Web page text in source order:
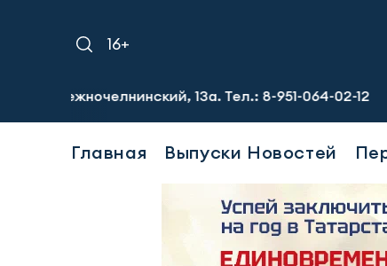
16+
13а. Тел.: 8-951-064-02-12 Требуются
Главная Выпуски Новостей